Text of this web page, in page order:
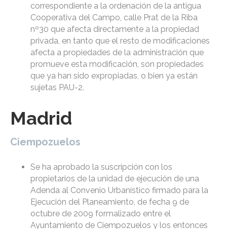
correspondiente a la ordenación de la antigua
Cooperativa del Campo, calle Prat de la Riba
nº30 que afecta directamente a la propiedad
privada, en tanto que el resto de modificaciones
afecta a propiedades de la administración que
promueve esta modificación, son propiedades
que ya han sido expropiadas, o bien ya están
sujetas PAU-2.
Madrid
Ciempozuelos
Se ha aprobado la suscripción con los
propietarios de la unidad de ejecución de una
Adenda al Convenio Urbanístico firmado para la
Ejecución del Planeamiento, de fecha 9 de
octubre de 2009 formalizado entre el
Ayuntamiento de Ciempozuelos y los entonces